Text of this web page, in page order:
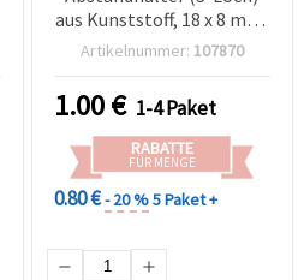
aus Kunststoff, 18 x 8 mm,
50 g Packung – für
Armbänder, Ketten & DIY-
Schmuck
Artikelnummer: 107870
1.00€ 1-4 Paket
RABATTE
FÜR MENGE
0.80 €- 20 %5 Paket +